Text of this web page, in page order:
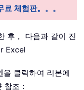
료 체험판。。。
후， 다음과 같이 진
Excel
을 클릭하여 리본에
조：